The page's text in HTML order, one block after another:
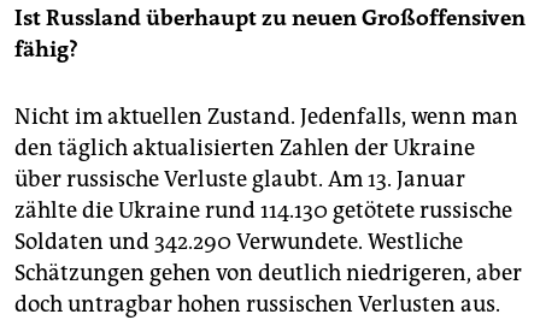
Ist Russland überhaupt zu neuen Großoffensiven
fähig?
Nicht im aktuellen Zustand. Jedenfalls, wenn man
den täglich aktualisierten Zahlen der Ukraine
über russische Verluste glaubt. Am 13. Januar
zählte die Ukraine rund 114.130 getötete russische
Soldaten und 342.290 Verwundete. Westliche
Schätzungen gehen von deutlich niedrigeren, aber
doch untragbar hohen russischen Verlusten aus.